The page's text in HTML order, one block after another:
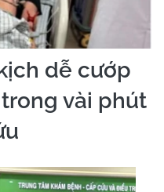
Phẫu thuật tạo hình
phế quản cho bệnh
nhân ung thư phổi
mái tôn bay trong mưa
giông và cách xử lý an